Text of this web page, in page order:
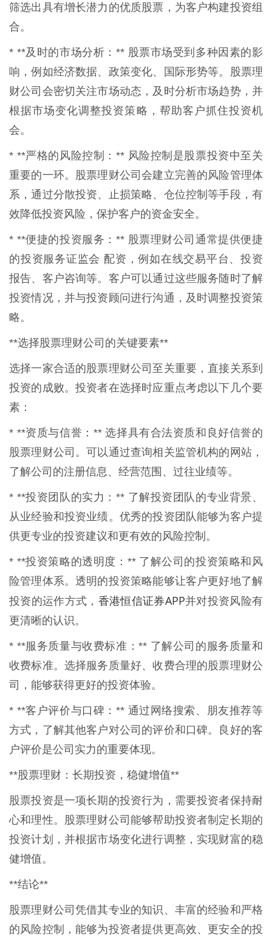
筛选出具有增长潜力的优质股票，为客户构建投资组
合。
* **及时的市场分析：** 股票市场受到多种因素的影
响，例如经济数据、政策变化、国际形势等。股票理
财公司会密切关注市场动态，及时分析市场趋势，并
根据市场变化调整投资策略，帮助客户抓住投资机
会。
* **严格的风险控制：** 风险控制是股票投资中至关
重要的一环。股票理财公司会建立完善的风险管理体
系，通过分散投资、止损策略、仓位控制等手段，有
效降低投资风险，保护客户的资金安全。
* **便捷的投资服务：** 股票理财公司通常提供便捷
的投资服务证监会 配资，例如在线交易平台、投资
报告、客户咨询等。客户可以通过这些服务随时了解
投资情况，并与投资顾问进行沟通，及时调整投资策
略。
**选择股票理财公司的关键要素**
选择一家合适的股票理财公司至关重要，直接关系到
投资的成败。投资者在选择时应重点考虑以下几个要
素：
* **资质与信誉：** 选择具有合法资质和良好信誉的
股票理财公司。可以通过查询相关监管机构的网站，
了解公司的注册信息、经营范围、过往业绩等。
* **投资团队的实力：** 了解投资团队的专业背景、
从业经验和投资业绩。优秀的投资团队能够为客户提
供更专业的投资建议和更有效的风险控制。
* **投资策略的透明度：** 了解公司的投资策略和风
险管理体系。透明的投资策略能够让客户更好地了解
投资的运作方式， 香港恒信证券APP并对投资风险有
更清晰的认识。
* **服务质量与收费标准：** 了解公司的服务质量和
收费标准。选择服务质量好、收费合理的股票理财公
司，能够获得更好的投资体验。
* **客户评价与口碑：** 通过网络搜索、朋友推荐等
方式，了解其他客户对公司的评价和口碑。良好的客
户评价是公司实力的重要体现。
**股票理财：长期投资，稳健增值**
股票投资是一项长期的投资行为，需要投资者保持耐
心和理性。股票理财公司能够帮助投资者制定长期的
投资计划，并根据市场变化进行调整，实现财富的稳
健增值。
**结论**
股票理财公司凭借其专业的知识、丰富的经验和严格
的风险控制，能够为投资者提供更高效、更安全的投